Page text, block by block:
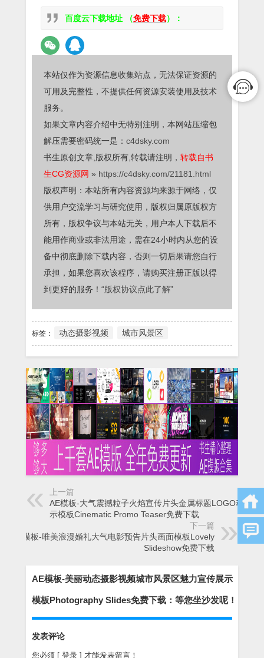
百度云下载地址 （免费下载）：
本站仅作为资源信息收集站点，无法保证资源的
可用及完整性，不提供任何资源安装使用及技术
服务。
如果文章内容介绍中无特别注明，本网站压缩包
解压需要密码统一是： c4dsky.com
书生原创文章,版权所有,转载请注明， 转载自书
生CG资源网 » https://c4dsky.com/21181.html
版权声明：本站所有内容资源均来源于网络，仅
供用户交流学习与研究使用，版权归属原版权方
所有，版权争议与本站无关，用户本人下载后不
能用作商业或非法用途，需在24小时内从您的设
备中彻底删除下载内容，否则一切后果请您自行
承担，如果您喜欢该程序，请购买注册正版以得
到更好的服务！ “版权协议点此了解”
标签： 动态摄影视频 城市风景区
上一篇
AE模板-大气震撼粒子火焰宣传片头金属标题LOGO动画展
示模板Cinematic Promo Teaser免费下载
下一篇
AE模板-唯美浪漫婚礼大气电影预告片头画面模板Lovely
Slideshow免费下载
AE模板-美丽动态摄影视频城市风景区魅力宣传展示
模板Photography Slides免费下载：等您坐沙发呢！
发表评论
您必须 [ 登录 ] 才能发表留言！